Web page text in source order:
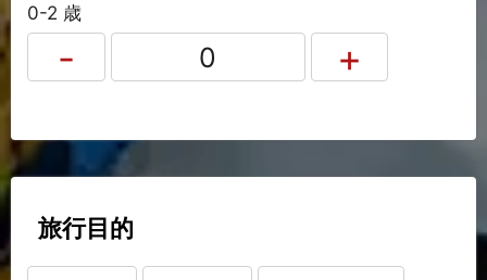
0-2 歳
旅行目的